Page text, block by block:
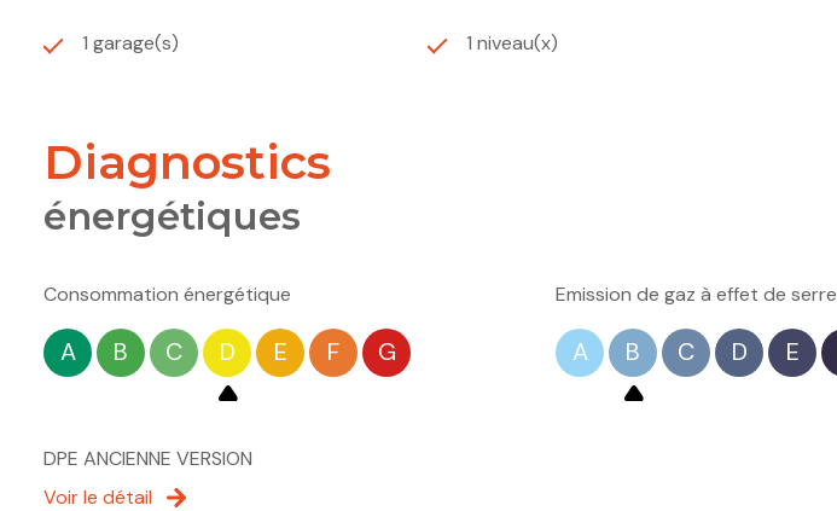
1 garage(s) 1 niveau(x)
diagnostics
énergétiques
Consommation énergétique
A B C D E F G
Emission de gaz à effet de serre
A B C D E
DPE ANCIENNE VERSION
Voir le détail